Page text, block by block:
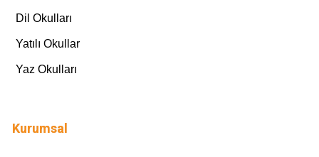
Dil Okulları
Yatılı Okullar
Yaz Okulları
Kurumsal